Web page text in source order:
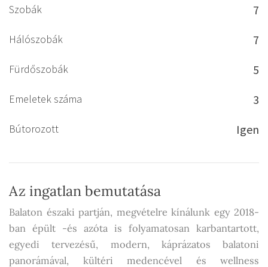
Szobák 7
Hálószobák 7
Fürdőszobák 5
Emeletek száma 3
Bútorozott Igen
Az ingatlan bemutatása
Balaton északi partján, megvételre kínálunk egy 2018-
ban épült -és azóta is folyamatosan karbantartott,
egyedi tervezésű, modern, káprázatos balatoni
panorámával, kültéri medencével és wellness